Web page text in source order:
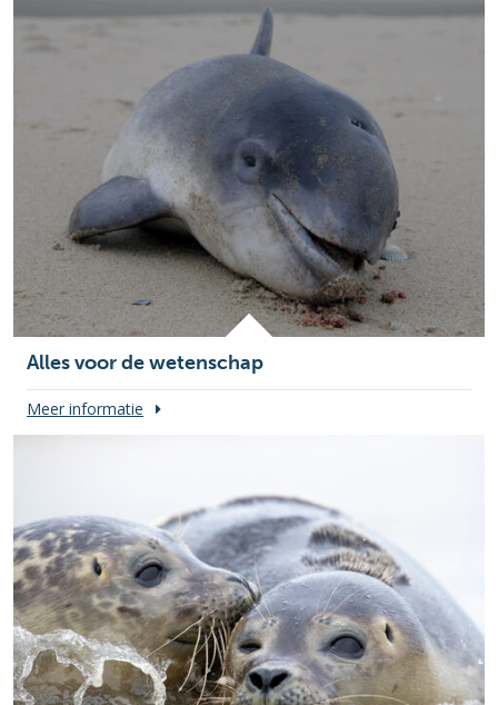
Alles voor de wetenschap
Meer informatie